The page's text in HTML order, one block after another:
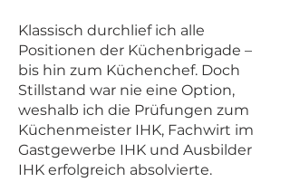
Klassisch durchlief ich alle
Positionen der Küchenbrigade –
bis hin zum Küchenchef. Doch
Stillstand war nie eine Option,
weshalb ich die Prüfungen zum
Küchenmeister IHK, Fachwirt im
Gastgewerbe IHK und Ausbilder
IHK erfolgreich absolvierte.